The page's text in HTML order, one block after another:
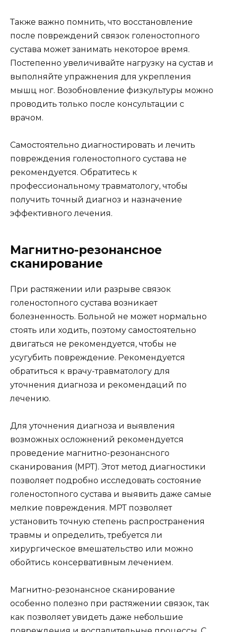
Также важно помнить, что восстановление
после повреждений связок голеностопного
сустава может занимать некоторое время.
Постепенно увеличивайте нагрузку на сустав и
выполняйте упражнения для укрепления
мышц ног. Возобновление физкультуры можно
проводить только после консультации с
врачом.
Самостоятельно диагностировать и лечить
повреждения голеностопного сустава не
рекомендуется. Обратитесь к
профессиональному травматологу, чтобы
получить точный диагноз и назначение
эффективного лечения.
Магнитно-резонансное
сканирование
При растяжении или разрыве связок
голеностопного сустава возникает
болезненность. Больной не может нормально
стоять или ходить, поэтому самостоятельно
двигаться не рекомендуется, чтобы не
усугубить повреждение. Рекомендуется
обратиться к врачу-травматологу для
уточнения диагноза и рекомендаций по
лечению.
Для уточнения диагноза и выявления
возможных осложнений рекомендуется
проведение магнитно-резонансного
сканирования (МРТ). Этот метод диагностики
позволяет подробно исследовать состояние
голеностопного сустава и выявить даже самые
мелкие повреждения. МРТ позволяет
установить точную степень распространения
травмы и определить, требуется ли
хирургическое вмешательство или можно
обойтись консервативным лечением.
Магнитно-резонансное сканирование
особенно полезно при растяжении связок, так
как позволяет увидеть даже небольшие